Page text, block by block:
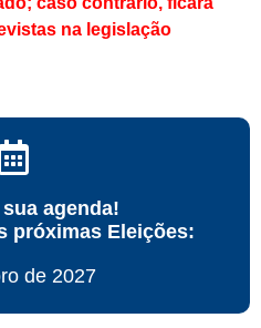
na legislação
agenda!
próximas Eleições:
de 2027